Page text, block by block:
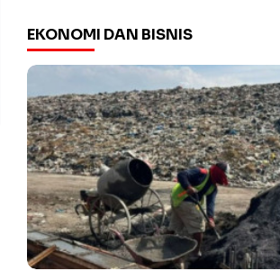
EKONOMI DAN BISNIS